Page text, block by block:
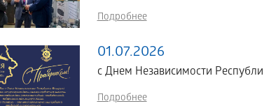
Подробнее
01.07.2026
с Днем Независимости
Подробнее